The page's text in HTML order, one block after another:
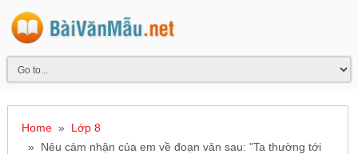
Home» Lớp 8
» Nêu cảm nhận của em về đoạn văn sau: "Ta thường tới